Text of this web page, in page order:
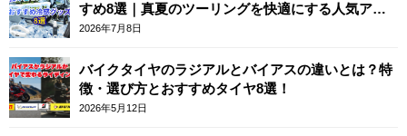
すめ8選｜真夏のツーリングを快適にする人気アイ
テム
2026年7月8日
バイクタイヤのラジアルとバイアスの違いとは？特
徴・選び方とおすすめタイヤ8選！
2026年5月12日